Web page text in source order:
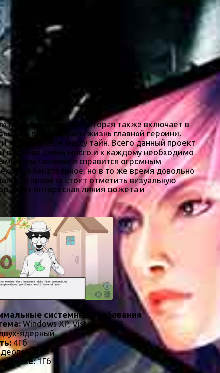
новеллы, которая также включает в
под контроль жизнь главной героини.
в себе массу тайн. Всего данный проект
в голове очень много и к каждому необходимо
испытаниями и справится огромным
увлекательное, но в то же время довольно
проекта стоит отметить визуальную
интересная линия сюжета и
системные требования
Windows XP, Vista, 7, 8, 10
ядерный
4Гб
Диске:1Гб